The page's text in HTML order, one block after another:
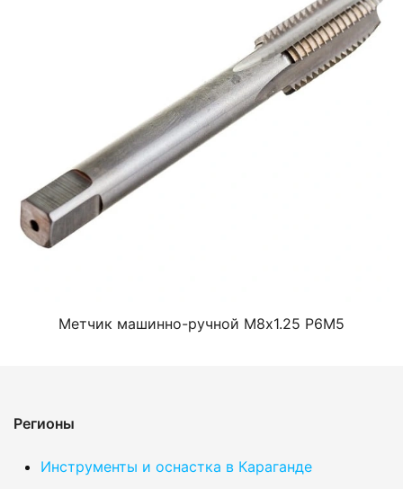
Метчик машинно-ручной М8х1.25 Р6М5
Регионы
Инструменты и оснастка в Караганде